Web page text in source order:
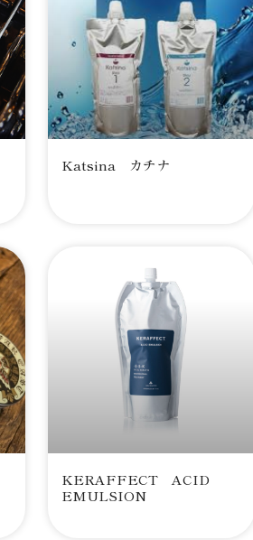
Katsina カチナ
KERAFFECT ACID
EMULSION